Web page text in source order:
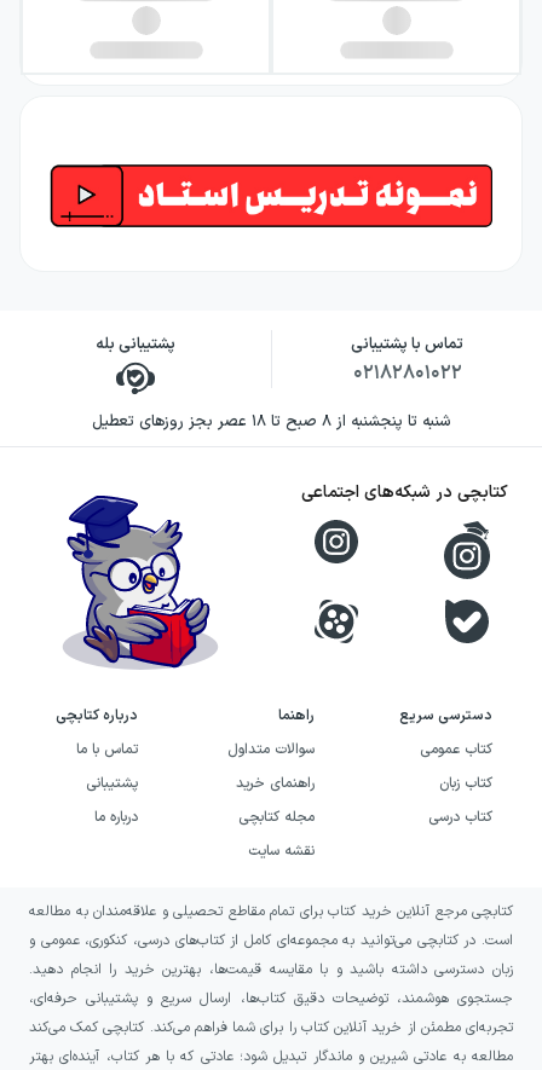
استاد علی فروغی‌نیا مشاور کنکور | استراتژیست آموزش
استاد علی فروغی‌نیا، مشاور کنکور و استراتژیست
آموزش، دانش‌آموختهٔ رشتهٔ حقوق از دانشگاه تهران با
تمرکز بر حقوق تجارت بین‌الملل است؛ ایشان علاوه‌بر
و سیما، سال‌ها مربی موفقیت بوده و مبتکر متد
تدریس تلفیقی «دین و زندگی: تحلیل — کلیدواژه»
می‌باشند.
با بیش از ده سال سابقهٔ تدریس درس دین و زندگی در
مراکز معتبر سراسر کشور، ایشان در برترین مدارس
تهران (پرستو، فرهنگ، برهان، فائزون، شوق پرواز،
علم‌اندیشان، حضرت زهرا) و کرج (بعثت، سلاله، منشور
دانش، پژوهندگان، حنانه، مهر اول) تدریس کرده‌اند و
تجربهٔ همکاری آموزشی با مدارس برجستهٔ دیگر نقاط
تماس با پشتیبانی
۰۲۱۸۲۸۰۱۰۲۲
پشتیبانی بله
شنبه تا پنجشنبه از ۸ صبح تا ۱۸ عصر بجز روزهای تعطیل
دسترسی سریع
کتاب عمومی
کتاب زبان
کتاب درسی
راهنما
سوالات متداول
راهنمای خرید
مجله کتابچی
نقشه سایت
درباره کتابچی
تماس با ما
پشتیبانی
درباره ما
کتابچی در شبکه‌های اجتماعی
کتابچی مرجع آنلاین خرید کتاب برای تمام مقاطع تحصیلی و علاقه‌مندان به مطالعه
است. در کتابچی می‌توانید به مجموعه‌ای کامل از کتاب‌های درسی، کنکوری، عمومی و
زبان دسترسی داشته باشید و با مقایسه قیمت‌ها، بهترین خرید را انجام دهید.
جستجوی هوشمند، توضیحات دقیق کتاب‌ها، ارسال سریع و پشتیبانی حرفه‌ای،
تجربه‌ای مطمئن از خرید آنلاین کتاب را برای شما فراهم می‌کند. کتابچی کمک می‌کند
مطالعه به عادتی شیرین و ماندگار تبدیل شود؛ عادتی که با هر کتاب، آینده‌ای بهتر